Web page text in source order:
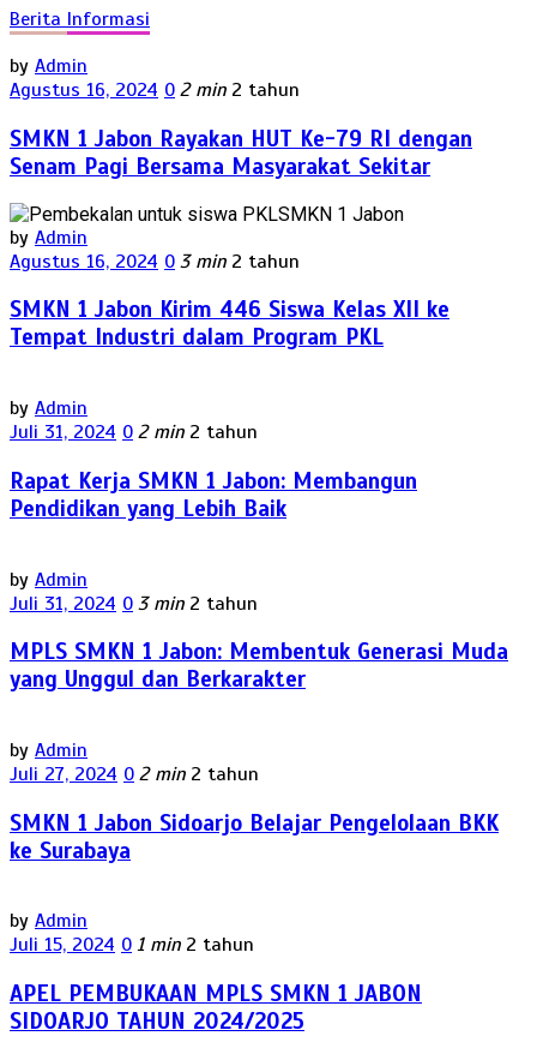
Berita Informasi
by Admin
Agustus 16, 2024 0 2 min 2 tahun
SMKN 1 Jabon Rayakan HUT Ke-79 RI dengan
Senam Pagi Bersama Masyarakat Sekitar
by Admin
Agustus 16, 2024 0 3 min 2 tahun
SMKN 1 Jabon Kirim 446 Siswa Kelas XII ke
Tempat Industri dalam Program PKL
by Admin
Juli 31, 2024 0 2 min 2 tahun
Rapat Kerja SMKN 1 Jabon: Membangun
Pendidikan yang Lebih Baik
by Admin
Juli 31, 2024 0 3 min 2 tahun
MPLS SMKN 1 Jabon: Membentuk Generasi Muda
yang Unggul dan Berkarakter
by Admin
Juli 27, 2024 0 2 min 2 tahun
SMKN 1 Jabon Sidoarjo Belajar Pengelolaan BKK
ke Surabaya
by Admin
Juli 15, 2024 0 1 min 2 tahun
APEL PEMBUKAAN MPLS SMKN 1 JABON
SIDOARJO TAHUN 2024/2025